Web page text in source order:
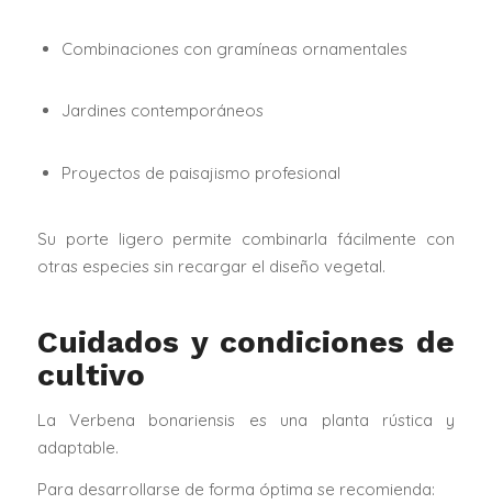
Combinaciones con gramíneas ornamentales
Jardines contemporáneos
Proyectos de paisajismo profesional
Su porte ligero permite combinarla fácilmente con
otras especies sin recargar el diseño vegetal.
Cuidados y condiciones de
cultivo
La Verbena bonariensis es una planta rústica y
adaptable.
Para desarrollarse de forma óptima se recomienda: